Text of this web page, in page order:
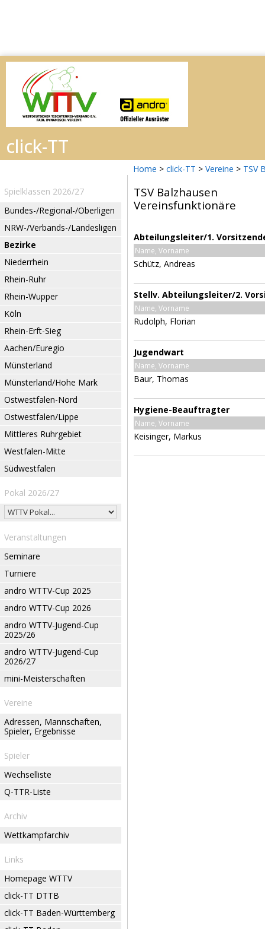
Home > click-TT > Vereine > TSV
Spielklassen 2026/27
Bundes-/Regional-/Oberligen
NRW-/Verbands-/Landesligen
Bezirke
Niederrhein
Rhein-Ruhr
Rhein-Wupper
Köln
Rhein-Erft-Sieg
Aachen/Euregio
Münsterland
Münsterland/Hohe Mark
Ostwestfalen-Nord
Ostwestfalen/Lippe
Mittleres Ruhrgebiet
Westfalen-Mitte
Südwestfalen
Pokal 2026/27
Veranstaltungen
Seminare
Turniere
andro WTTV-Cup 2025
andro WTTV-Cup 2026
andro WTTV-Jugend-Cup
2025/26
andro WTTV-Jugend-Cup
2026/27
mini-Meisterschaften
Vereine
Adressen, Mannschaften,
Spieler, Ergebnisse
Spieler
Wechselliste
Q-TTR-Liste
Archiv
Wettkampfarchiv
Links
Homepage WTTV
click-TT DTTB
click-TT Baden-Württemberg
TSV Balzhausen
Vereinsfunktionäre
Abteilungsleiter/1.
Name, Vorname
Schütz, Andreas
Stellv. Abteilungsleiter/2.
Name, Vorname
Rudolph, Florian
Jugendwart
Name, Vorname
Baur, Thomas
Hygiene-Beauftragter
Name, Vorname
Keisinger, Markus